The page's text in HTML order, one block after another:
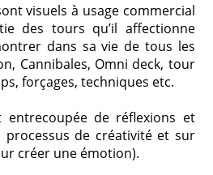
visuels à usage commercial
des tours qu’il affectionne
dans sa vie de tous les
Cannibales, Omni deck, tour
forçages, techniques etc.
entrecoupée de réflexions et
de créativité et sur
créer une émotion).